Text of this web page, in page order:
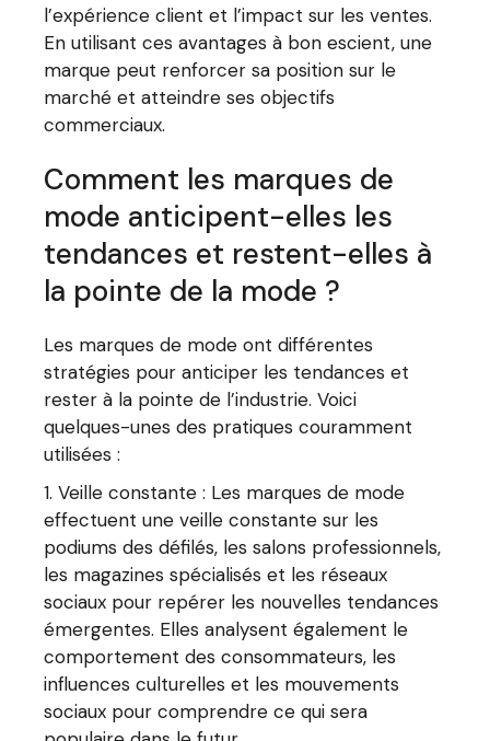
l’expérience client et l’impact sur les ventes.
En utilisant ces avantages à bon escient, une
marque peut renforcer sa position sur le
marché et atteindre ses objectifs
commerciaux.
Comment les marques de
mode anticipent-elles les
tendances et restent-elles à
la pointe de la mode ?
Les marques de mode ont différentes
stratégies pour anticiper les tendances et
rester à la pointe de l’industrie. Voici
quelques-unes des pratiques couramment
utilisées :
Veille constante : Les marques de mode
effectuent une veille constante sur les
podiums des défilés, les salons professionnels,
les magazines spécialisés et les réseaux
sociaux pour repérer les nouvelles tendances
émergentes. Elles analysent également le
comportement des consommateurs, les
influences culturelles et les mouvements
sociaux pour comprendre ce qui sera